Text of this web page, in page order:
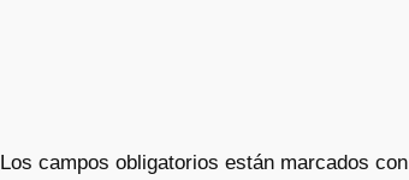
Los campos obligatorios están marcados con